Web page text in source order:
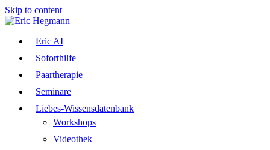
Skip to content
Eric AI
Soforthilfe
Paartherapie
Seminare
Liebes-Wissensdatenbank
Workshops
Videothek